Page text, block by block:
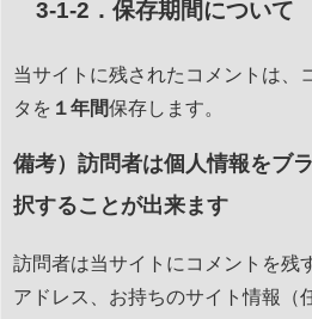
3-1-2．保存期間について
当サイトに残されたコメントは、
タを １年間保存します。
備考）訪問者は個人情報をブ
択することが出来ます
訪問者は当サイトにコメントを残
アドレス、お持ちのサイト情報（